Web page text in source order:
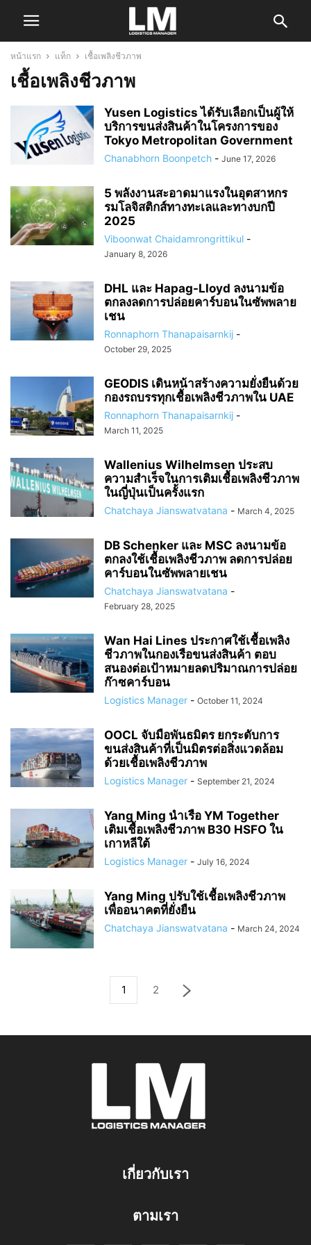
หน้าแรก แท็ก เชื้อเพลิงชีวภาพ
เชื้อเพลิงชีวภาพ
Yusen Logistics ได้รับเลือกเป็นผู้ให้
บริการขนส่งสินค้าในโครงการของ
Tokyo Metropolitan Government
Chanabhorn Boonpetch - June 17, 2026
5 พลังงานสะอาดมาแรงในอุตสาหกร
รมโลจิสติกส์ทางทะเลและทางบกปี
2025
Viboonwat Chaidamrongrittikul -
January 8, 2026
DHL และ Hapag-Lloyd ลงนามข้อ
ตกลงลดการปล่อยคาร์บอนในซัพพลาย
เชน
Ronnaphorn Thanapaisarnkij -
October 29, 2025
GEODIS เดินหน้าสร้างความยั่งยืนด้วย
กองรถบรรทุกเชื้อเพลิงชีวภาพใน UAE
Ronnaphorn Thanapaisarnkij -
March 11, 2025
Wallenius Wilhelmsen ประสบ
ความสำเร็จในการเติมเชื้อเพลิงชีวภาพ
ในญี่ปุ่นเป็นครั้งแรก
Chatchaya Jianswatvatana - March 4, 2025
DB Schenker และ MSC ลงนามข้อ
ตกลงใช้เชื้อเพลิงชีวภาพ ลดการปล่อย
คาร์บอนในซัพพลายเชน
Chatchaya Jianswatvatana -
February 28, 2025
Wan Hai Lines ประกาศใช้เชื้อเพลิง
ชีวภาพในกองเรือขนส่งสินค้า ตอบ
สนองต่อเป้าหมายลดปริมาณการปล่อย
ก๊าซคาร์บอน
Logistics Manager - October 11, 2024
OOCL จับมือพันธมิตร ยกระดับการ
ขนส่งสินค้าที่เป็นมิตรต่อสิ่งแวดล้อม
ด้วยเชื้อเพลิงชีวภาพ
Logistics Manager - September 21, 2024
Yang Ming นำเรือ YM Together
เติมเชื้อเพลิงชีวภาพ B30 HSFO ใน
เกาหลีใต้
Logistics Manager - July 16, 2024
Yang Ming ปรับใช้เชื้อเพลิงชีวภาพ
เพื่ออนาคตที่ยั่งยืน
Chatchaya Jianswatvatana - March 24, 2024
1 2
เกี่ยวกับเรา
ตามเรา